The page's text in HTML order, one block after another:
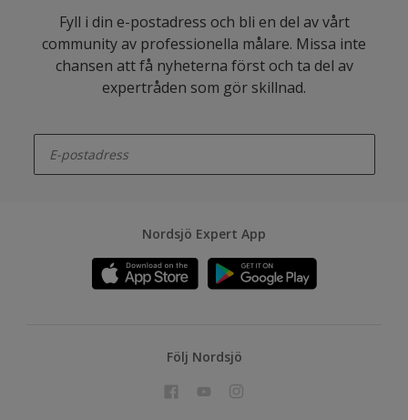
Fyll i din e-postadress och bli en del av vårt
community av professionella målare. Missa inte
chansen att få nyheterna först och ta del av
expertråden som gör skillnad.
Nordsjö Expert App
Följ Nordsjö